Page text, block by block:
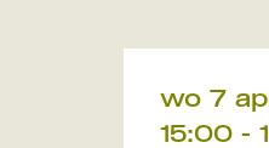
wo 7
15:00 -